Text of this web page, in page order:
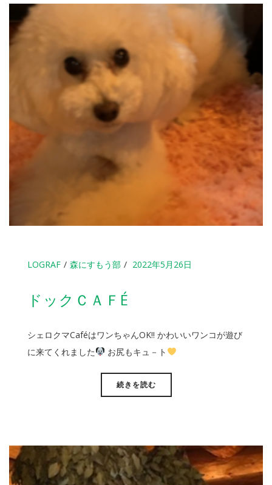
LOGRAF 森にすもう部 2022年5月26日
ドックＣＡＦÉ
シェロクマCaféはワンちゃんOK!! かわいいワンコが遊び
に来てくれました
お尻もキュ－ト
続きを読む